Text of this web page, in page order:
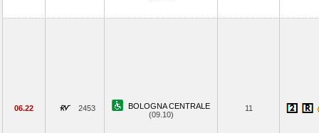
06.22 2453
BOLOGNA CENTRALE
(09.10)
11